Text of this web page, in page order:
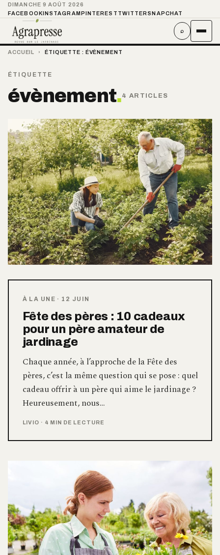
DIMANCHE 9 AOÛT 2026
FACEBOOKINSTAGRAMPINTEREST TWITTER SNAPCHAT
⌕
ACCUEIL › ÉTIQUETTE : ÉVÈNEMENT
ÉTIQUETTE
évènement.4 ARTICLES
À LA UNE · 12 JUIN
Fête des pères : 10 cadeaux
pour un père amateur de
jardinage
Chaque année, à l’approche de la Fête des
pères, c’est la même question qui se pose : quel
cadeau offrir à un père qui aime le jardinage ?
Heureusement, nous…
LIVIO · 4 MIN DE LECTURE